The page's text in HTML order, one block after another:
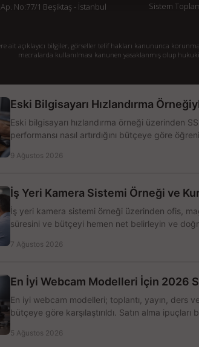
No:77/1 Beşiktaş - İstanbul
Sistem
açıklayıcı bilgiler, görseller telif hakları kanununca
mecralarda kullanılması kanunen yasaklanmış olup
Eski Bilgisayarı Hızlandırma
Eski bilgisayarı hızlandırma örneği üzerinden
performansı nasıl artırdığını bütçeye göre
9 Ağustos 2026
İş Yeri Kamera Sistemi Örneği ve
İş yeri kamera sistemi örneği üzerinden ofis,
süresini ve bütçeyi hemen net belirleyin ve
7 Ağustos 2026
En İyi Webcam Modelleri İçin 2026
En iyi webcam modelleri; toplantı, yayın, ders
bütçeye göre karşılaştırıldı. Satın alma ipuçları
5 Ağustos 2026